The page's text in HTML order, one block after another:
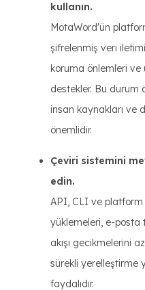
kullanın.
MotaWord'ün
şifrelenmiş veri
koruma önlemleri ve
destekler. Bu durum
insan kaynakları ve
önemlidir.
Çeviri sistemini
edin.
API, CLI ve platform
yüklemeleri, e-posta
akışı gecikmelerini
sürekli yerelleştirme
faydalıdır.